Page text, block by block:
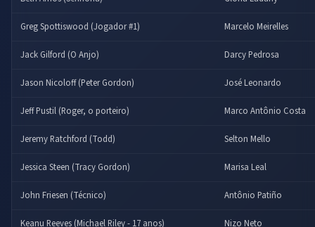
Greg Spottiswood (Jogador #1) Marcelo Meirelles
Jack Gilford (O Anjo) Darcy Pedrosa
Jason Nicoloff (Peter Gordon) José Leonardo
Jeff Pustil (Roger, o porteiro) Marco Antônio Costa
Jeremy Ratchford (Todd) Selton Mello
Jessica Steen (Tracy Gordon) Marisa Leal
John Friesen (Técnico) Antônio Patiño
Keanu Reeves (Michael Riley - 17 anos) Nizo Neto